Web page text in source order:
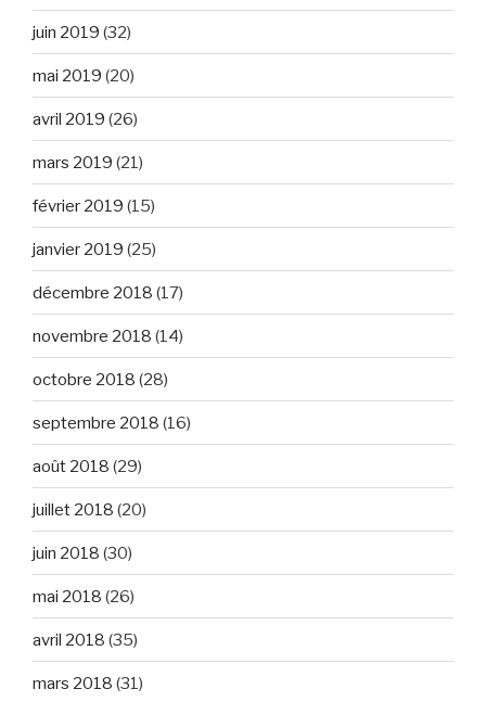
juin 2019 (32)
mai 2019 (20)
avril 2019 (26)
mars 2019 (21)
février 2019 (15)
janvier 2019 (25)
décembre 2018 (17)
novembre 2018 (14)
octobre 2018 (28)
septembre 2018 (16)
août 2018 (29)
juillet 2018 (20)
juin 2018 (30)
mai 2018 (26)
avril 2018 (35)
mars 2018 (31)